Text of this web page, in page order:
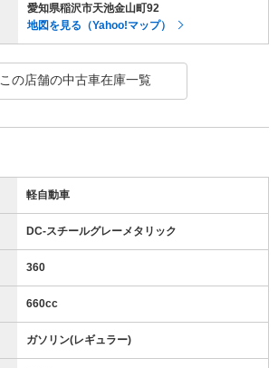
愛知県稲沢市天池金山町92
地図を見る（Yahoo!マップ）
この店舗の中古車在庫一覧
軽自動車
DC-スチールグレーメタリック
360
660cc
ガソリン(レギュラー)